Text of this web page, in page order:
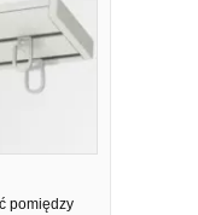
pomiędzy